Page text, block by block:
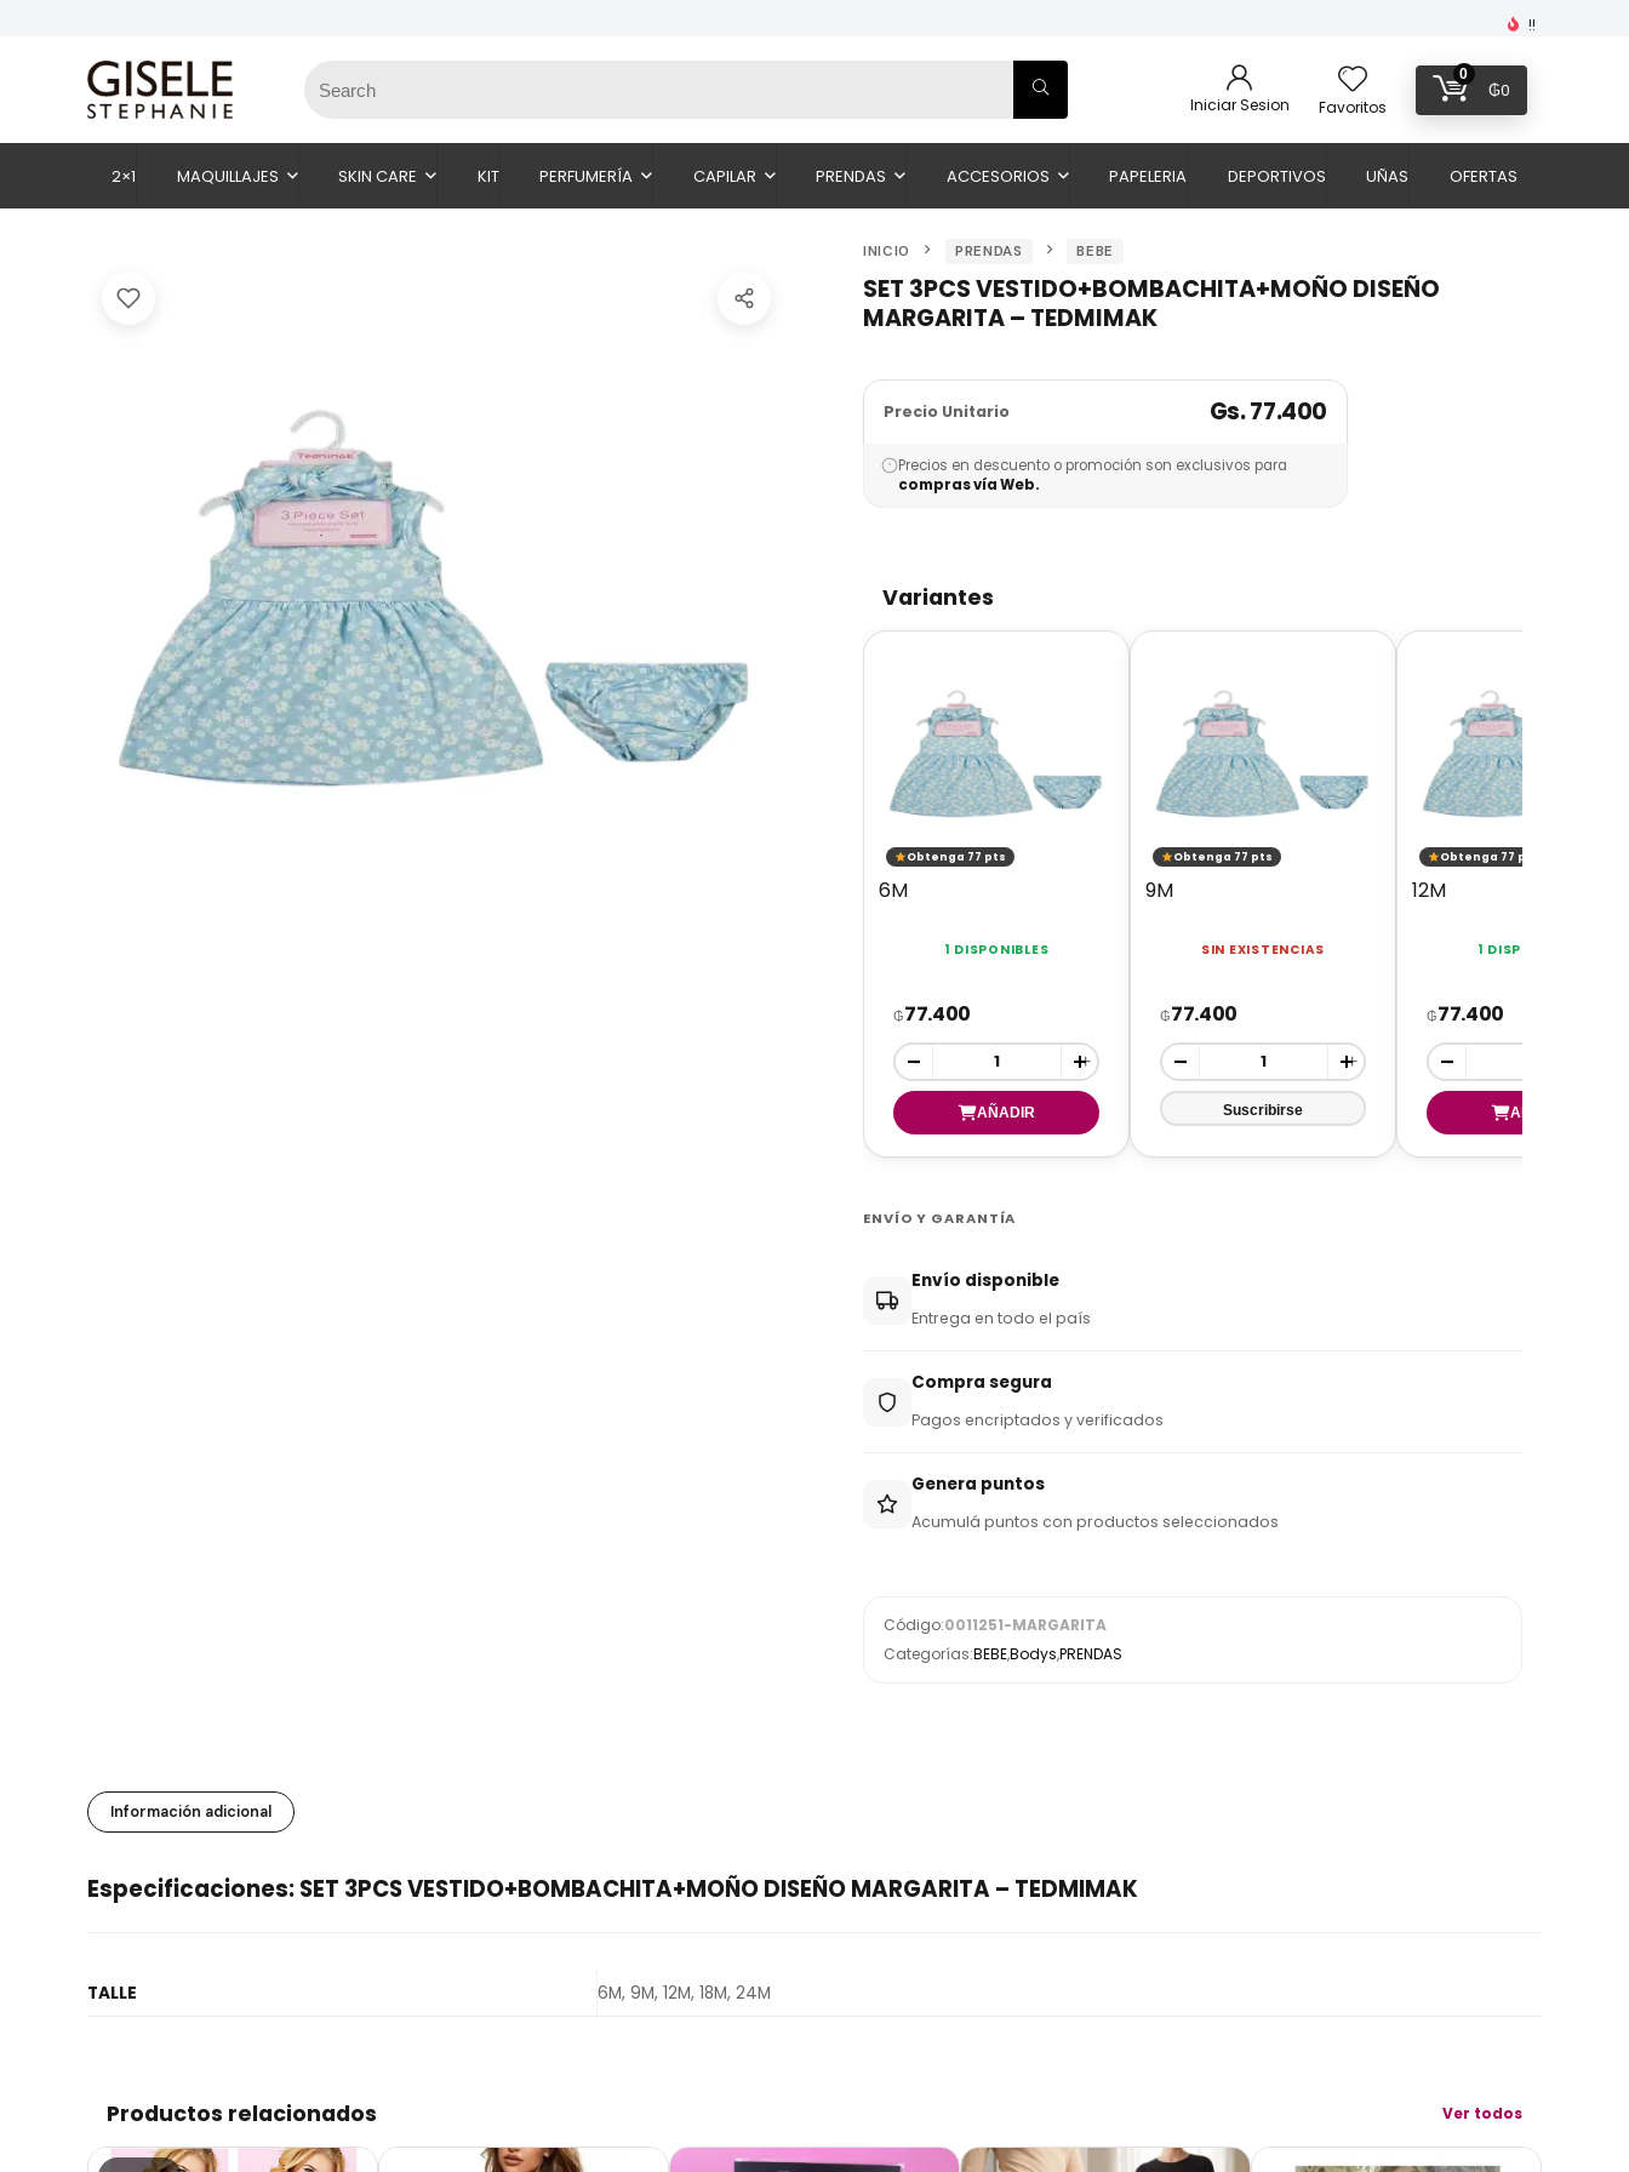
!!
Iniciar Sesion Favoritos
0
₲0
2×1 MAQUILLAJES SKIN CARE KIT PERFUMERÍA CAPILAR PRENDAS ACCESORIOS PAPELERIA DEPORTIVOS UÑAS OFERTAS
INICIO PRENDAS BEBE
SET 3PCS VESTIDO+BOMBACHITA+MOÑO DISEÑO
MARGARITA – TEDMIMAK
Precio Unitario Gs. 77.400
Precios en descuento o promoción son exclusivos para
compras vía Web.
Variantes
Obtenga 77 pts
6M
1 DISPONIBLES
₲77.400
- +
Obtenga 77 pts
9M
SIN EXISTENCIAS
₲77.400
- +
Obtenga 77 pts
12M
1 DISPONIBLES
₲77.400
-
ENVÍO Y GARANTÍA
Envío disponible
Entrega en todo el país
Compra segura
Pagos encriptados y verificados
Genera puntos
Acumulá puntos con productos seleccionados
Código:0011251-MARGARITA
Categorías:BEBE,Bodys,PRENDAS
Información adicional
Especificaciones: SET 3PCS VESTIDO+BOMBACHITA+MOÑO DISEÑO MARGARITA – TEDMIMAK
TALLE 6M, 9M, 12M, 18M, 24M
Productos relacionados Ver todos